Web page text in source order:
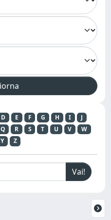
D E F G H I
J
Q R S T U V
W
Y Z